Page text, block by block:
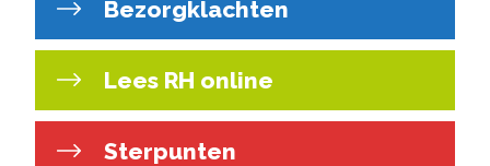
Bezorgklachten
Lees RH online
Sterpunten